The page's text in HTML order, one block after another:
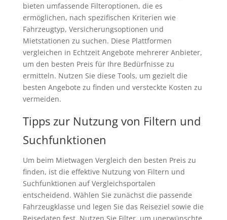
bieten umfassende Filteroptionen, die es
ermöglichen, nach spezifischen Kriterien wie
Fahrzeugtyp, Versicherungsoptionen und
Mietstationen zu suchen. Diese Plattformen
vergleichen in Echtzeit Angebote mehrerer Anbieter,
um den besten Preis für Ihre Bedürfnisse zu
ermitteln. Nutzen Sie diese Tools, um gezielt die
besten Angebote zu finden und versteckte Kosten zu
vermeiden.
Tipps zur Nutzung von Filtern und
Suchfunktionen
Um beim Mietwagen Vergleich den besten Preis zu
finden, ist die effektive Nutzung von Filtern und
Suchfunktionen auf Vergleichsportalen
entscheidend. Wählen Sie zunächst die passende
Fahrzeugklasse und legen Sie das Reiseziel sowie die